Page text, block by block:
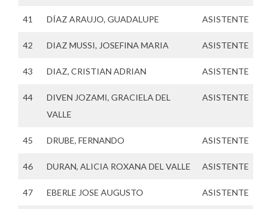
41 DÍAZ ARAUJO, GUADALUPE ASISTENTE
42 DIAZ MUSSI, JOSEFINA MARIA ASISTENTE
43 DIAZ, CRISTIAN ADRIAN ASISTENTE
44
DIVEN JOZAMI, GRACIELA DEL
VALLE
ASISTENTE
45 DRUBE, FERNANDO ASISTENTE
46 DURAN, ALICIA ROXANA DEL VALLE ASISTENTE
47 EBERLE JOSE AUGUSTO ASISTENTE